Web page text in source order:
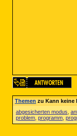
Themenzu Kann keine
abgesicherten modus
problem programm